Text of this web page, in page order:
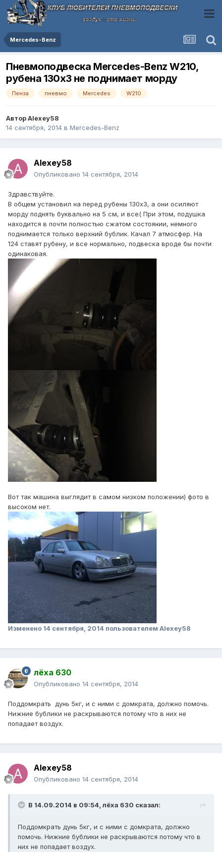
Mercedes-Benz
Пневмоподвеска Mercedes-Benz W210,
рубена 130x3 не поднимает морду
Пенза пневмо Mercedes W210
АвторAlexey58
14 сентября, 2014 в Mercedes-Benz
Alexey58
Опубликовано 14 сентября, 2014
Здравствуйте.
В общем установил на перед рубены 130x3, а они осиляют
морду поднять буквально на 5 см, и все( При этом, подушка
находится в почти полностью сжатом состоянии, немного
поднимается только верхний бублик. Качал 7 атмосфер. На
124 ставят рубену, и все нормально, подвеска вроде бы почти
одинаковая.
Вот так машина выглядит в самом низком положении) фото в
высоком нет.
Изменено 14 сентября, 2014 пользователем Alexey58
лёха 630
Опубликовано 14 сентября, 2014
Поддомкрать дунь 5кг, и с ними с домкрата, должно помочь.
Нижние бублики не раскрываются потому что в них не
попадает воздух.
Alexey58
Опубликовано 14 сентября, 2014
В 14.09.2014 в 09:54, лёха 630 сказал:
Поддомкрать дунь 5кг, и с ними с домкрата, должно
помочь. Нижние бублики не раскрываются потому что в
них не попадает воздух.